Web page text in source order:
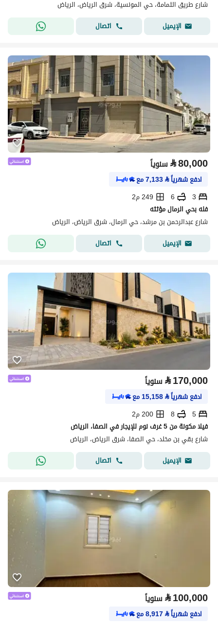
شارع طريق الثمامة، حي المونسية، شرق الرياض، الرياض
الإيميل
اتصال
⃁80,000 سنوياً
ادفع شهرياً⃁
7,133مع
3
6
249 م2
فله بحي الرمال مؤثثه
شارع عبدالرحمن بن مرشد، حي الرمال، شرق الرياض، الرياض
الإيميل
اتصال
⃁170,000 سنوياً
ادفع شهرياً⃁
15,158مع
5
8
200 م2
فيلا مكونة من 5 غرف نوم للإيجار في الصفا، الرياض
شارع بقي بن مخلد، حي الصفا، شرق الرياض، الرياض
الإيميل
اتصال
⃁100,000 سنوياً
ادفع شهرياً⃁
8,917مع